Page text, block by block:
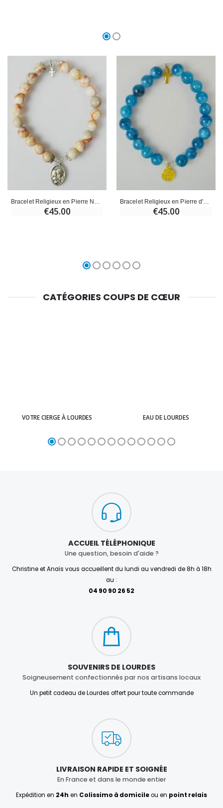
€45.00 €45.00
CATÉGORIES COUPS DE CŒUR
VOTRE CIERGE À LOURDES EAU DE LOURDES
ACCUEIL TÉLÉPHONIQUE
Une question, besoin d'aide ?
Christine et Anaïs vous accueillent du lundi au vendredi de 8h à 18h
au :
04 90 90 26 52
SOUVENIRS DE LOURDES
Soigneusement confectionnés par nos artisans locaux
Un petit cadeau de Lourdes offert pour toute commande
LIVRAISON RAPIDE ET SOIGNÉE
En France et dans le monde entier
Expédition en 24h en Colissimo à domicileou en point relais